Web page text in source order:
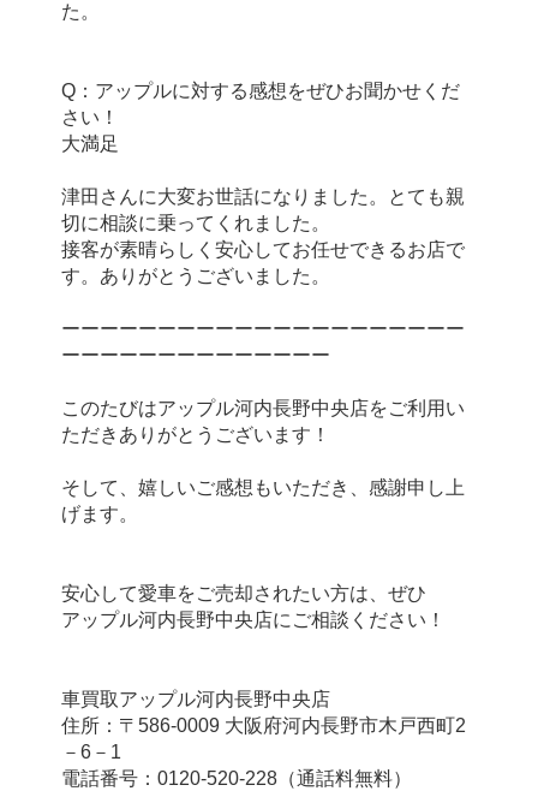
た。
Q：アップルに対する感想をぜひお聞かせくだ
さい！
大満足
津田さんに大変お世話になりました。とても親
切に相談に乗ってくれました。
接客が素晴らしく安心してお任せできるお店で
す。ありがとうございました。
ーーーーーーーーーーーーーーーーーーーーー
ーーーーーーーーーーーーーー
このたびはアップル河内長野中央店をご利用い
ただきありがとうございます！
そして、嬉しいご感想もいただき、感謝申し上
げます。
安心して愛車をご売却されたい方は、ぜひ
アップル河内長野中央店にご相談ください！
車買取アップル河内長野中央店
住所：〒586-0009 大阪府河内長野市木戸西町2
－6－1
電話番号：0120-520-228（通話料無料）